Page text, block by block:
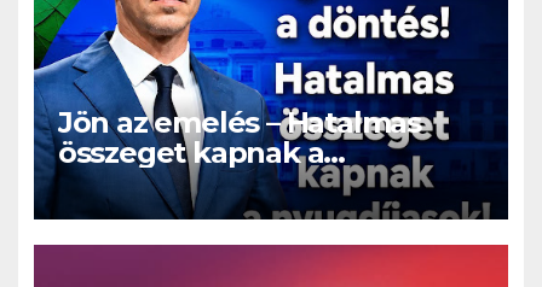
Jön az emelés – Hatalmas
összeget kapnak a
nyugdíjasok!